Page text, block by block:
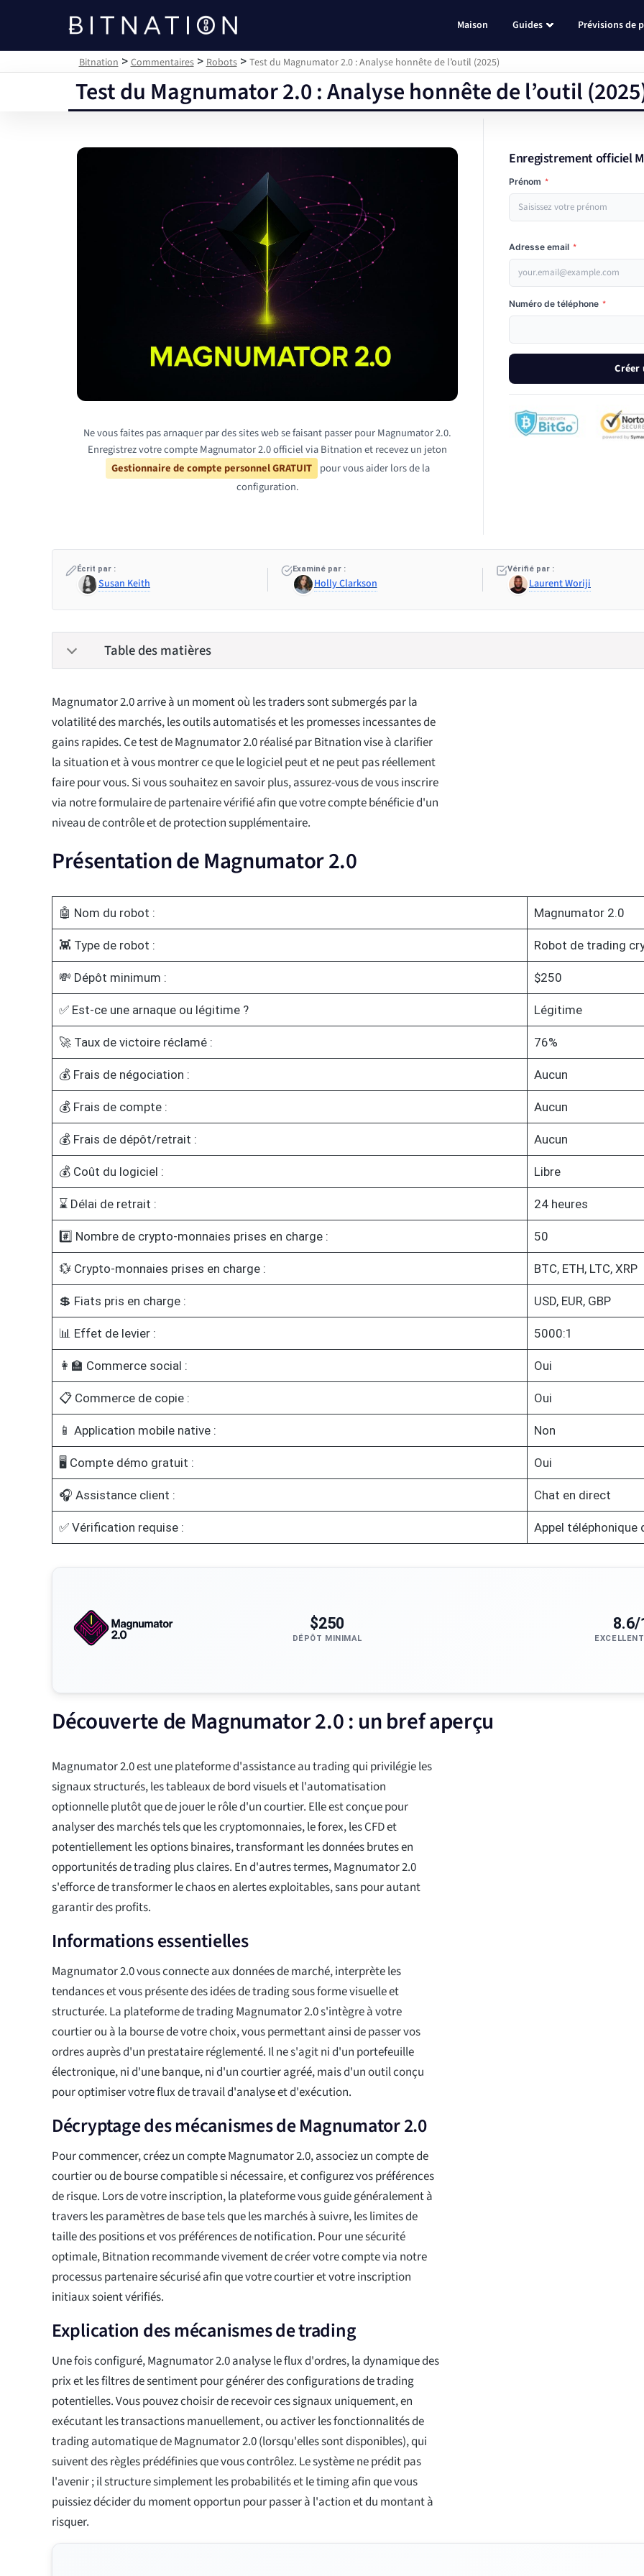
Bitnation
Maison Guides Prévisions de
Bitnation >Commentaires>Robots> Test du Magnumator 2.0 : Analyse honnête de l’outil (2025)
Test du Magnumator 2.0 : Analyse honnête de l’outil
Ne vous faites pas arnaquer par des sites web se faisant passer pour Magnumator 2.0.
Enregistrez votre compte Magnumator 2.0 officiel via Bitnation et recevez un jeton
Gestionnaire de compte personnel GRATUIT pour vous aider lors de la
configuration.
Enregistrement officiel
Prénom *
Adresse email *
Numéro de téléphone *
Créer
Écrit par :
Susan Keith
Examiné par :
Holly Clarkson
Vérifié par :
Laurent Woriji
Table des matières
Magnumator 2.0 arrive à un moment où les traders sont submergés par la
volatilité des marchés, les outils automatisés et les promesses incessantes de
gains rapides. Ce test de Magnumator 2.0 réalisé par Bitnation vise à clarifier
la situation et à vous montrer ce que le logiciel peut et ne peut pas réellement
faire pour vous. Si vous souhaitez en savoir plus, assurez-vous de vous inscrire
via notre formulaire de partenaire vérifié afin que votre compte bénéficie d'un
niveau de contrôle et de protection supplémentaire.
Présentation de Magnumator 2.0
🤖 Nom du robot : Magnumator 2.0
👾 Type de robot : Robot de trading
💸 Dépôt minimum : $250
✅ Est-ce une arnaque ou légitime ? Légitime
🚀 Taux de victoire réclamé : 76%
💰 Frais de négociation : Aucun
💰 Frais de compte : Aucun
💰 Frais de dépôt/retrait : Aucun
💰 Coût du logiciel : Libre
⌛ Délai de retrait : 24 heures
#️⃣ Nombre de crypto-monnaies prises en charge : 50
💱 Crypto-monnaies prises en charge : BTC, ETH, LTC, XRP
💲 Fiats pris en charge : USD, EUR, GBP
📊 Effet de levier : 5000:1
👩‍🏫 Commerce social : Oui
📋 Commerce de copie : Oui
📱 Application mobile native : Non
🖥️ Compte démo gratuit : Oui
🎧 Assistance client : Chat en direct
✅ Vérification requise : Appel téléphonique
$250
DÉPÔT MINIMAL
8.6/
Découverte de Magnumator 2.0 : un bref aperçu
Magnumator 2.0 est une plateforme d'assistance au trading qui privilégie les
signaux structurés, les tableaux de bord visuels et l'automatisation
optionnelle plutôt que de jouer le rôle d'un courtier. Elle est conçue pour
analyser des marchés tels que les cryptomonnaies, le forex, les CFD et
potentiellement les options binaires, transformant les données brutes en
opportunités de trading plus claires. En d'autres termes, Magnumator 2.0
s'efforce de transformer le chaos en alertes exploitables, sans pour autant
garantir des profits.
Informations essentielles
Magnumator 2.0 vous connecte aux données de marché, interprète les
tendances et vous présente des idées de trading sous forme visuelle et
structurée. La plateforme de trading Magnumator 2.0 s'intègre à votre
courtier ou à la bourse de votre choix, vous permettant ainsi de passer vos
ordres auprès d'un prestataire réglementé. Il ne s'agit ni d'un portefeuille
électronique, ni d'une banque, ni d'un courtier agréé, mais d'un outil conçu
pour optimiser votre flux de travail d'analyse et d'exécution.
Décryptage des mécanismes de Magnumator 2.0
Pour commencer, créez un compte Magnumator 2.0, associez un compte de
courtier ou de bourse compatible si nécessaire, et configurez vos préférences
de risque. Lors de votre inscription, la plateforme vous guide généralement à
travers les paramètres de base tels que les marchés à suivre, les limites de
taille des positions et vos préférences de notification. Pour une sécurité
optimale, Bitnation recommande vivement de créer votre compte via notre
processus partenaire sécurisé afin que votre courtier et votre inscription
initiaux soient vérifiés.
Explication des mécanismes de trading
Une fois configuré, Magnumator 2.0 analyse le flux d'ordres, la dynamique des
prix et les filtres de sentiment pour générer des configurations de trading
potentielles. Vous pouvez choisir de recevoir ces signaux uniquement, en
exécutant les transactions manuellement, ou activer les fonctionnalités de
trading automatique de Magnumator 2.0 (lorsqu'elles sont disponibles), qui
suivent des règles prédéfinies que vous contrôlez. Le système ne prédit pas
l'avenir ; il structure simplement les probabilités et le timing afin que vous
puissiez décider du moment opportun pour passer à l'action et du montant à
risquer.